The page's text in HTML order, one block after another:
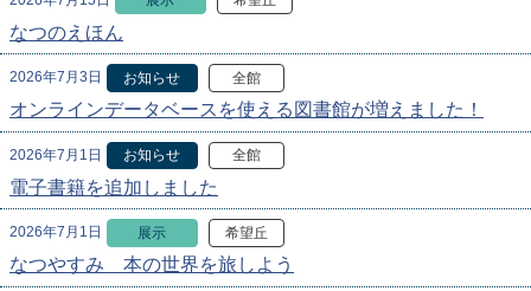
なつのえほん
2026年7月3日 お知らせ 全館
オンラインデータベースを使える図書館が増えました！
2026年7月1日 お知らせ 全館
電子書籍を追加しました
2026年7月1日 展示 希望丘
なつやすみ 本の世界を旅しよう